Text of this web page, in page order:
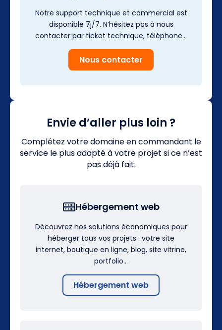
Notre support technique et commercial est
disponible 7j/7. N’hésitez pas à nous
contacter par ticket technique, téléphone…
Nous contacter
Envie d’aller plus loin ?
Complétez votre domaine en commandant le
service le plus adapté à votre projet si ce n’est
pas déjà fait.
Hébergement web
Découvrez nos solutions économiques pour
héberger tous vos projets : votre site
internet, boutique en ligne, blog, site vitrine,
portfolio…
Hébergement web